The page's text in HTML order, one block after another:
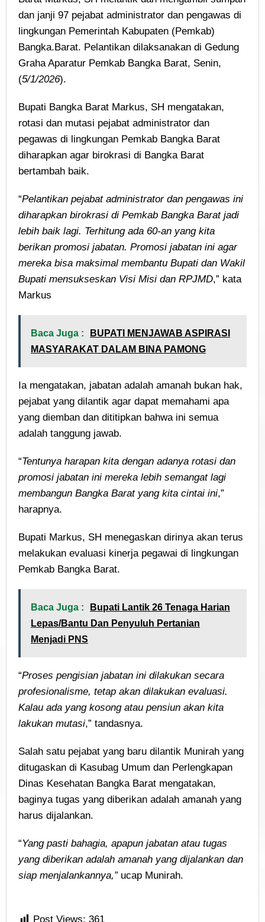
dan janji 97 pejabat administrator dan pengawas di
lingkungan Pemerintah Kabupaten (Pemkab)
Bangka.Barat. Pelantikan dilaksanakan di Gedung
Graha Aparatur Pemkab Bangka Barat, Senin,
(5/1/2026).
Bupati Bangka Barat Markus, SH mengatakan,
rotasi dan mutasi pejabat administrator dan
pegawas di lingkungan Pemkab Bangka Barat
diharapkan agar birokrasi di Bangka Barat
bertambah baik.
“Pelantikan pejabat administrator dan pengawas ini
diharapkan birokrasi di Pemkab Bangka Barat jadi
lebih baik lagi. Terhitung ada 60-an yang kita
berikan promosi jabatan. Promosi jabatan ini agar
mereka bisa maksimal membantu Bupati dan Wakil
Bupati mensukseskan Visi Misi dan RPJMD,” kata
Markus
Baca Juga :
BUPATI MENJAWAB ASPIRASI
MASYARAKAT DALAM BINA PAMONG
Ia mengatakan, jabatan adalah amanah bukan hak,
pejabat yang dilantik agar dapat memahami apa
yang diemban dan dititipkan bahwa ini semua
adalah tanggung jawab.
“Tentunya harapan kita dengan adanya rotasi dan
promosi jabatan ini mereka lebih semangat lagi
membangun Bangka Barat yang kita cintai ini,”
harapnya.
Bupati Markus, SH menegaskan dirinya akan terus
melakukan evaluasi kinerja pegawai di lingkungan
Pemkab Bangka Barat.
Baca Juga :
Bupati Lantik 26 Tenaga Harian
Lepas/Bantu Dan Penyuluh Pertanian
Menjadi PNS
“Proses pengisian jabatan ini dilakukan secara
profesionalisme, tetap akan dilakukan evaluasi.
Kalau ada yang kosong atau pensiun akan kita
lakukan mutasi,” tandasnya.
Salah satu pejabat yang baru dilantik Munirah yang
ditugaskan di Kasubag Umum dan Perlengkapan
Dinas Kesehatan Bangka Barat mengatakan,
baginya tugas yang diberikan adalah amanah yang
harus dijalankan.
“Yang pasti bahagia, apapun jabatan atau tugas
yang diberikan adalah amanah yang dijalankan dan
siap menjalankannya,”ucap Munirah.
Post Views: 361